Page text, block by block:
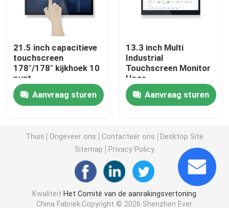
Touch screenlcd Comité
Industrieel Aanrakingscomité
Capacitief Aanrakingscomité
Maak Aanrakingscomité waterdicht
optische vertoning plakkend
Multitouch screen
De Module van de touch screenvertoning
21.5 inch capacitieve
touchscreen
178°/178° kijkhoek 10
punt
Aanvraag sturen
13.3 inch Multi
Industrial
Touchscreen Monitor
Hoge
contrastprestaties
72% NTSC kleur
dekking
Aanvraag sturen
Thuis Ongeveer ons Contacteer ons
Desktop Site
Sitemap
Privacy Policy
Kwaliteit Het Comité van de aanrakingsvertoning
China Fabriek.Copyright © 2026 Shenzhen Ever